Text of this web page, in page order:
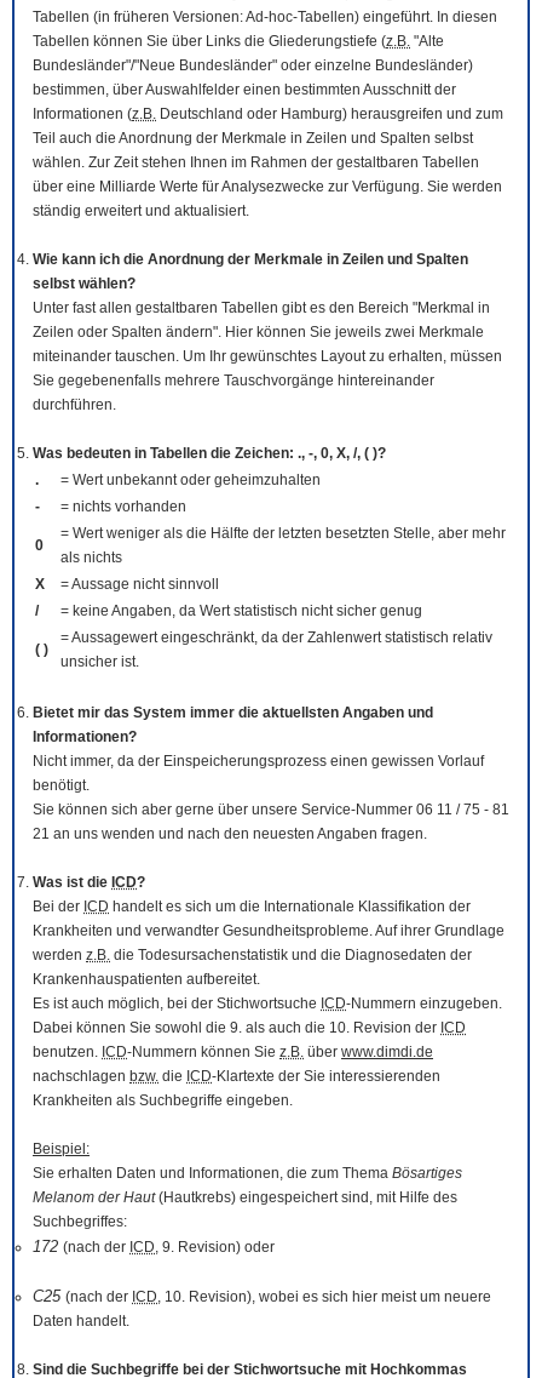
Tabellen (in früheren Versionen: Ad-hoc-Tabellen) eingeführt. In diesen
Tabellen können Sie über Links die Gliederungstiefe (z.B. "Alte
Bundesländer"/"Neue Bundesländer" oder einzelne Bundesländer)
bestimmen, über Auswahlfelder einen bestimmten Ausschnitt der
Informationen (z.B. Deutschland oder Hamburg) herausgreifen und zum
Teil auch die Anordnung der Merkmale in Zeilen und Spalten selbst
wählen. Zur Zeit stehen Ihnen im Rahmen der gestaltbaren Tabellen
über eine Milliarde Werte für Analysezwecke zur Verfügung. Sie werden
ständig erweitert und aktualisiert.
Wie kann ich die Anordnung der Merkmale in Zeilen und Spalten
selbst wählen?
Unter fast allen gestaltbaren Tabellen gibt es den Bereich "Merkmal in
Zeilen oder Spalten ändern". Hier können Sie jeweils zwei Merkmale
miteinander tauschen. Um Ihr gewünschtes Layout zu erhalten, müssen
Sie gegebenenfalls mehrere Tauschvorgänge hintereinander
durchführen.
Was bedeuten in Tabellen die Zeichen: ., -, 0, X, /, ( )?
.
= Wert unbekannt oder geheimzuhalten
-
= nichts vorhanden
0
= Wert weniger als die Hälfte der letzten besetzten Stelle, aber mehr
als nichts
X
= Aussage nicht sinnvoll
/
= keine Angaben, da Wert statistisch nicht sicher genug
( )
= Aussagewert eingeschränkt, da der Zahlenwert statistisch relativ
unsicher ist.
Bietet mir das System immer die aktuellsten Angaben und
Informationen?
Nicht immer, da der Einspeicherungsprozess einen gewissen Vorlauf
benötigt.
Sie können sich aber gerne über unsere Service-Nummer 06 11 / 75 - 81
21 an uns wenden und nach den neuesten Angaben fragen.
Was ist die ICD?
Bei der ICD handelt es sich um die Internationale Klassifikation der
Krankheiten und verwandter Gesundheitsprobleme. Auf ihrer Grundlage
werden z.B. die Todesursachenstatistik und die Diagnosedaten der
Krankenhauspatienten aufbereitet.
Es ist auch möglich, bei der Stichwortsuche ICD-Nummern einzugeben.
Dabei können Sie sowohl die 9. als auch die 10. Revision der ICD
benutzen. ICD-Nummern können Sie z.B. über www.dimdi.de
nachschlagen bzw. die ICD-Klartexte der Sie interessierenden
Krankheiten als Suchbegriffe eingeben.
Beispiel:
Sie erhalten Daten und Informationen, die zum Thema Bösartiges
Melanom der Haut(Hautkrebs) eingespeichert sind, mit Hilfe des
Suchbegriffes:
172 (nach der ICD, 9. Revision) oder
C25 (nach der ICD, 10. Revision), wobei es sich hier meist um neuere
Daten handelt.
Sind die Suchbegriffe bei der Stichwortsuche mit Hochkommas